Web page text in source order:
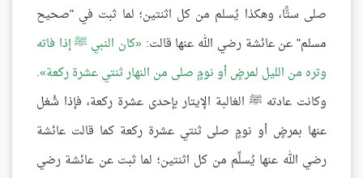
صلى ستًّا، وهكذا يُسلم من كل اثنتين؛ لما ثبت في "صحيح
مسلم" عن عائشة رضي الله عنها قالت: كان النبي ﷺ إذا فاته
وتره من الليل لمرضٍ أو نومٍ صلى من النهار ثنتي عشرة ركعة .
وكانت عادته ﷺ الغالبة الإيتار بإحدى عشرة ركعة، فإذا شُغل
عنها بمرضٍ أو نومٍ صلى ثنتي عشرة ركعة كما قالت عائشة
رضي الله عنها يُسلِّم من كل اثنتين؛ لما ثبت عن عائشة رضي